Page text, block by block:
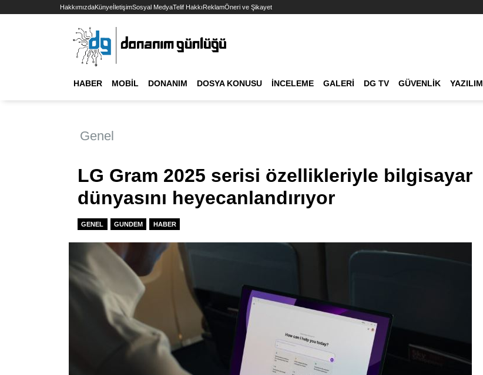
HakkımızdaKünyeİletişimSosyal MedyaTelif HakkıReklamÖneri ve Şikayet
HABER MOBIL DONANIM DOSYA KONUSU İNCELEME GALERI DG TV GÜVENLIK YAZILIM
Genel
LG Gram 2025 serisi özellikleriyle bilgisayar
dünyasını heyecanlandırıyor
GENEL GUNDEM HABER